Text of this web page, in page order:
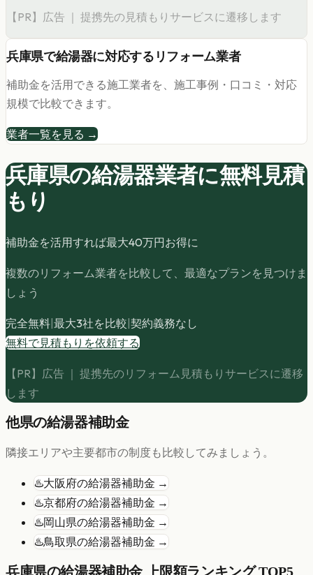
【PR】広告 ｜ 提携先の見積もりサービスに遷移します
兵庫県で給湯器に対応するリフォーム業者
補助金を活用できる施工業者を、施工事例・口コミ・対応
規模で比較できます。
業者一覧を見る →
兵庫県の給湯器業者に無料見積
もり
補助金を活用すれば最大40万円お得に
複数のリフォーム業者を比較して、最適なプランを見つけま
しょう
完全無料|最大3社を比較|契約義務なし
無料で見積もりを依頼する
【PR】広告 ｜ 提携先のリフォーム見積もりサービスに遷移
します
他県の給湯器補助金
隣接エリアや主要都市の制度も比較してみましょう。
♨️大阪府の給湯器補助金 →
♨️京都府の給湯器補助金 →
♨️岡山県の給湯器補助金 →
♨️鳥取県の給湯器補助金 →
兵庫県の給湯器補助金 上限額ランキング TOP5